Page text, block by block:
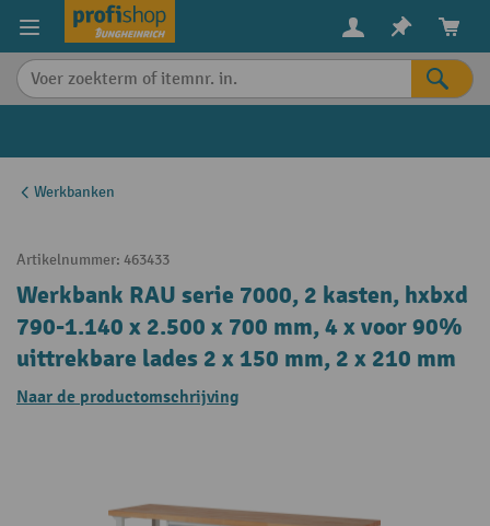
content
Werkbanken
Artikelnummer: 463433
Werkbank RAU serie 7000, 2 kasten, hxbxd
790-1.140 x 2.500 x 700 mm, 4 x voor 90%
uittrekbare lades 2 x 150 mm, 2 x 210 mm
Naar de productomschrijving